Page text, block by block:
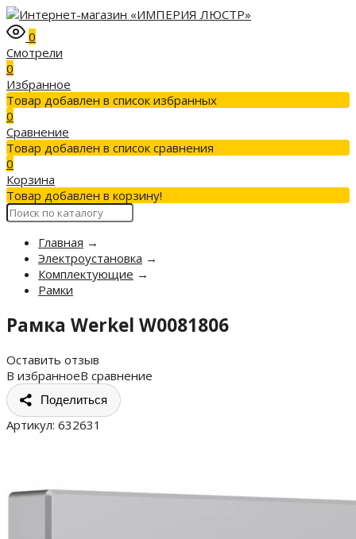
0
Смотрели
0
Избранное
Товар добавлен в список избранных
0
Сравнение
Товар добавлен в список сравнения
0
Корзина
Товар добавлен в корзину!
Главная →
Электроустановка →
Комплектующие →
Рамки
Рамка Werkel W0081806
Оставить отзыв
В избранноеВ сравнение
Поделиться
Артикул: 632631